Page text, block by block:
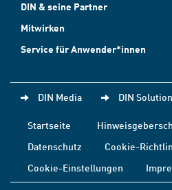
DIN & seine Partner
Mitwirken
Service für Anwender*innen
DIN Media DIN
Startseite
Datenschutz
Cookie-
Cookie-Einstellungen